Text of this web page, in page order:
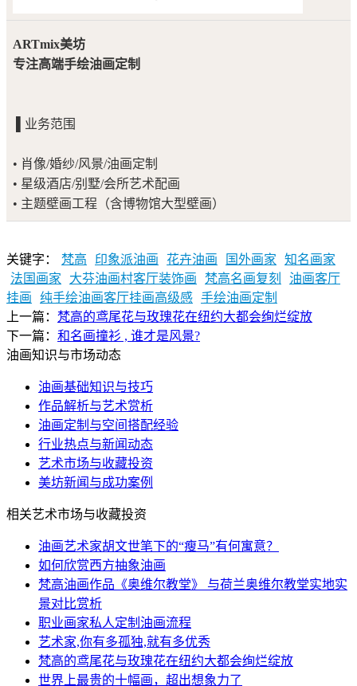
ARTmix美坊
专注高端手绘油画定制
▌业务范围
• 肖像/婚纱/风景/油画定制
• 星级酒店/别墅/会所艺术配画
• 主题壁画工程（含博物馆大型壁画）
关键字： 梵高 印象派油画 花卉油画 国外画家
知名画家
法国画家
大芬油画村客厅装饰画 梵高名画复刻
油画客厅
挂画
纯手绘油画客厅挂画高级感 手绘油画定制
上一篇： 梵高的鸢尾花与玫瑰花在纽约大都会绚烂绽放
下一篇： 和名画撞衫 , 谁才是风景?
油画知识与市场动态
油画基础知识与技巧
作品解析与艺术赏析
油画定制与空间搭配经验
行业热点与新闻动态
艺术市场与收藏投资
美坊新闻与成功案例
相关艺术市场与收藏投资
油画艺术家胡文世笔下的“瘦马”有何寓意？
如何欣赏西方抽象油画
梵高油画作品《奥维尔教堂》 与荷兰奥维尔教堂实地实
景对比赏析
职业画家私人定制油画流程
艺术家,你有多孤独,就有多优秀
梵高的鸢尾花与玫瑰花在纽约大都会绚烂绽放
世界上最贵的十幅画，超出想象力了